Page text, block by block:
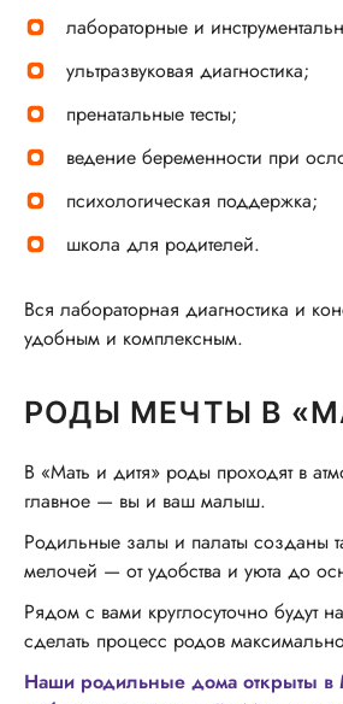
лабораторные и
ультразвуковая диагностика;
пренатальные тесты;
ведение беременности при
психологическая поддержка;
школа для родителей.
Вся лабораторная диагностика и
удобным и комплексным.
РОДЫ МЕЧТЫ В
В «Мать и дитя» роды проходят в
главное — вы и ваш малыш.
Родильные залы и палаты созданы
мелочей — от удобства и уюта до
Рядом с вами круглосуточно будут
сделать процесс родов
Наши родильные дома открыты в